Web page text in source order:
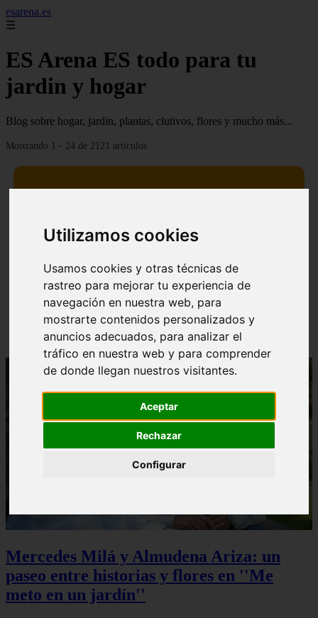
Utilizamos cookies
Usamos cookies y otras técnicas de
rastreo para mejorar tu experiencia de
navegación en nuestra web, para
mostrarte contenidos personalizados y
anuncios adecuados, para analizar el
tráfico en nuestra web y para comprender
de donde llegan nuestros visitantes.
Aceptar
Rechazar
Configurar
esarena.es
☰
ES Arena ES todo para tu
jardin y hogar
Blog sobre hogar, jardin, plantas, clutivos, flores y mucho más...
Mostrando 1 - 24 de 2121 artículos
defendible
Mercedes Milá y Almudena Ariza: un
paseo entre historias y flores en ''Me
meto en un jardín''